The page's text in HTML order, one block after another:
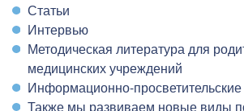
Статьи
Интервью
Методическая литература для
медицинских учреждений
Информационно-
Также мы развиваем новые виды